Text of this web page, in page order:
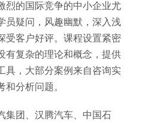
烈的国际竞争的中小企业尤
员疑问，风趣幽默，深入浅
受客户好评。课程设置紧密
有复杂的理论和概念，提供
具，大部分案例来自咨询实
和分析问题。
集团、汉腾汽车、中国石